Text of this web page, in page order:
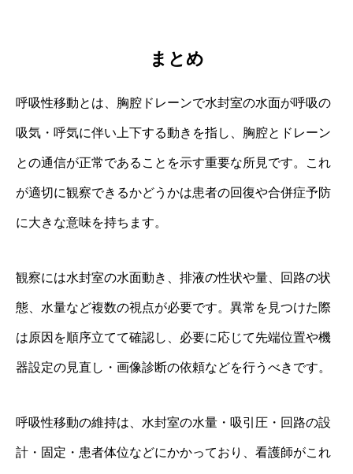
まとめ
呼吸性移動とは、胸腔ドレーンで水封室の水面が呼吸の
吸気・呼気に伴い上下する動きを指し、胸腔とドレーン
との通信が正常であることを示す重要な所見です。これ
が適切に観察できるかどうかは患者の回復や合併症予防
に大きな意味を持ちます。
観察には水封室の水面動き、排液の性状や量、回路の状
態、水量など複数の視点が必要です。異常を見つけた際
は原因を順序立てて確認し、必要に応じて先端位置や機
器設定の見直し・画像診断の依頼などを行うべきです。
呼吸性移動の維持は、水封室の水量・吸引圧・回路の設
計・固定・患者体位などにかかっており、看護師がこれ